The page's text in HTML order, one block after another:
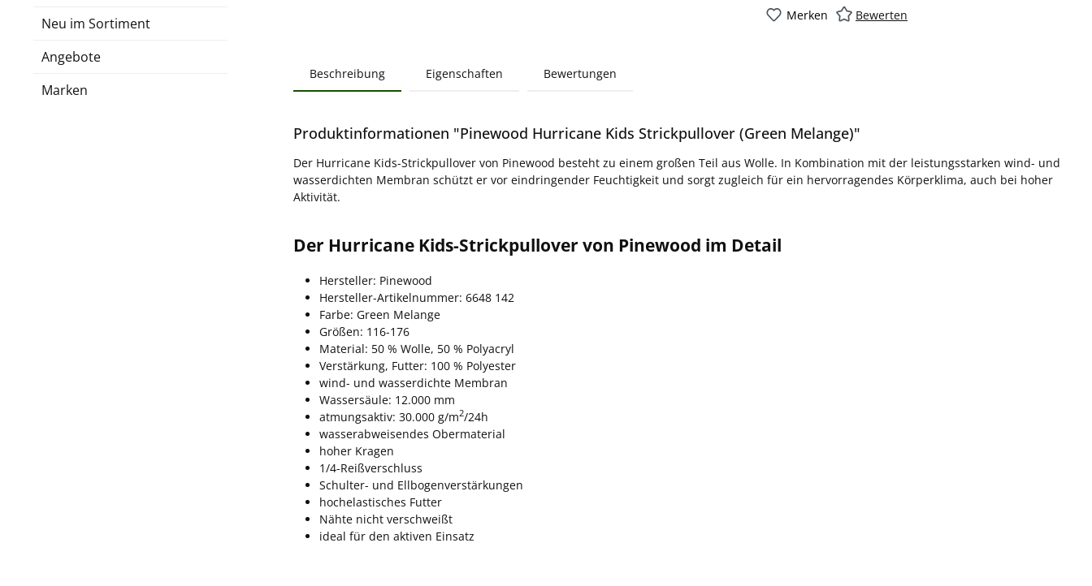
Neu im Sortiment
Angebote
Marken
Merken Bewerten
Beschreibung Eigenschaften Bewertungen
Produktinformationen "Pinewood Hurricane Kids Strickpullover (Green Melange)"
Der Hurricane Kids-Strickpullover von Pinewood besteht zu einem großen Teil aus Wolle. In Kombination mit der leistungsstarken wind- und
wasserdichten Membran schützt er vor eindringender Feuchtigkeit und sorgt zugleich für ein hervorragendes Körperklima, auch bei hoher
Aktivität.
Der Hurricane Kids-Strickpullover von Pinewood im Detail
Hersteller: Pinewood
Hersteller-Artikelnummer: 6648 142
Farbe: Green Melange
Größen: 116-176
Material: 50 % Wolle, 50 % Polyacryl
Verstärkung, Futter: 100 % Polyester
wind- und wasserdichte Membran
Wassersäule: 12.000 mm
atmungsaktiv: 30.000 g/m2/24h
wasserabweisendes Obermaterial
hoher Kragen
1/4-Reißverschluss
Schulter- und Ellbogenverstärkungen
hochelastisches Futter
Nähte nicht verschweißt
ideal für den aktiven Einsatz